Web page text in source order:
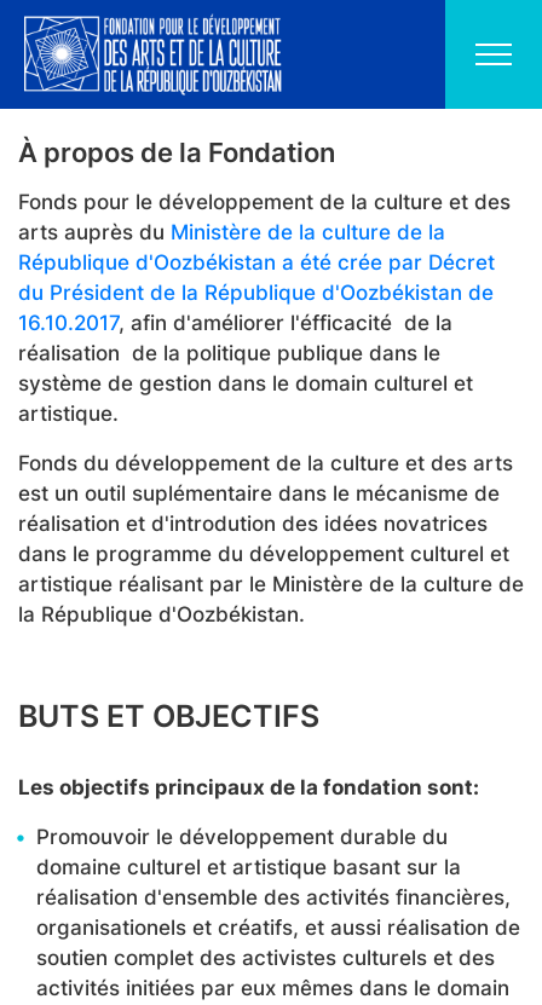
À propos de la Fondation
Fonds pour le développement de la culture et des
arts auprès du Ministère de la culture de la
République d'Oozbékistan a été crée par Décret
du Président de la République d'Oozbékistan de
16.10.2017, afin d'améliorer l'éfficacité de la
réalisation de la politique publique dans le
système de gestion dans le domain culturel et
artistique.
Fonds du développement de la culture et des arts
est un outil suplémentaire dans le mécanisme de
réalisation et d'introdution des idées novatrices
dans le programme du développement culturel et
artistique réalisant par le Ministère de la culture de
la République d'Oozbékistan.
BUTS ET OBJECTIFS
Les objectifs principaux de la fondation sont:
Promouvoir le développement durable du
domaine culturel et artistique basant sur la
réalisation d'ensemble des activités financières,
organisationels et créatifs, et aussi réalisation de
soutien complet des activistes culturels et des
activités initiées par eux mêmes dans le domain